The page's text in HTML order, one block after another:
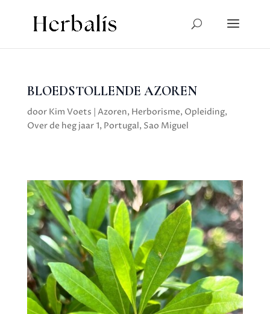
BLOEDSTOLLENDE AZOREN
door Kim Voets | Azoren, Herborisme, Opleiding,
Over de heg jaar 1, Portugal, Sao Miguel